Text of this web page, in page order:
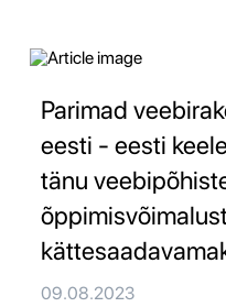
Parimad
eesti - eesti
tänu
09.08.2023